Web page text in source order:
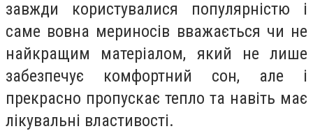
завжди користувалися популярністю і
саме вовна мериносів вважається чи не
найкращим матеріалом, який не лише
забезпечує комфортний сон, але і
прекрасно пропускає тепло та навіть має
лікувальні властивості.